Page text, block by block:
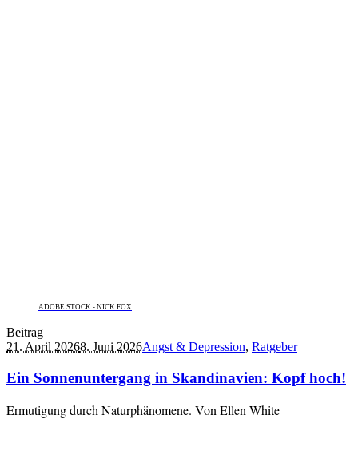
ADOBE STOCK - NICK FOX
Beitrag
21. April 20268. Juni 2026Angst & Depression, Ratgeber
Ein Sonnenuntergang in Skandinavien: Kopf hoch!
Ermutigung durch Naturphänomene. Von Ellen White